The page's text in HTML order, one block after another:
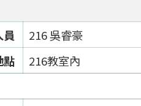
員
216 吳睿豪
點
216教室內